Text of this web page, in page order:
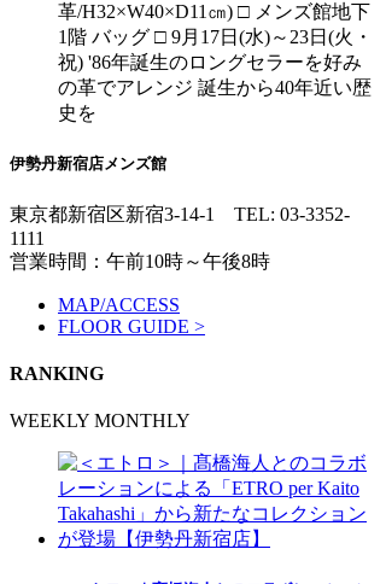
革/H32×W40×D11㎝) □ メンズ館地下
1階 バッグ □ 9月17日(水)～23日(火・
祝) '86年誕生のロングセラーを好み
の革でアレンジ 誕生から40年近い歴
史を
伊勢丹新宿店メンズ館
東京都新宿区新宿3-14-1 TEL: 03-3352-
1111
営業時間：午前10時～午後8時
MAP/ACCESS
FLOOR GUIDE >
RANKING
WEEKLY MONTHLY